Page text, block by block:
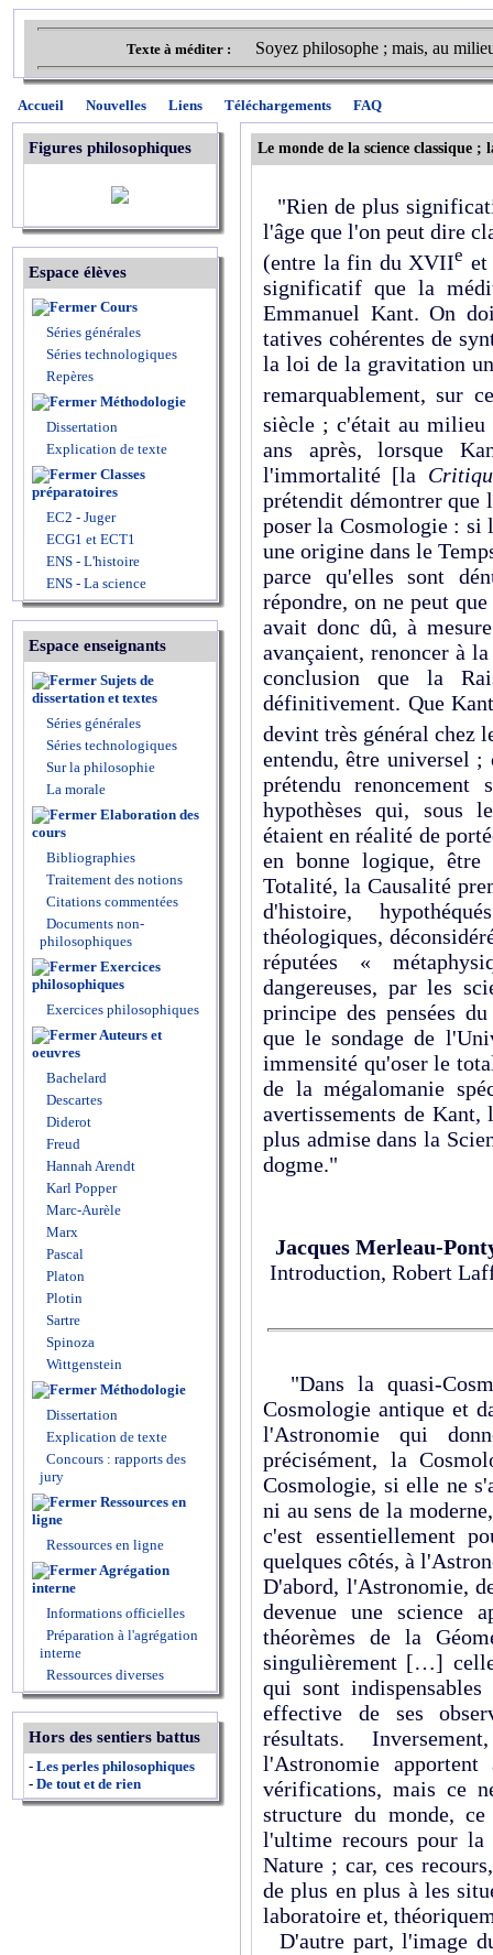
Texte à méditer : Soyez philosophe ; mais, au
Accueil Nouvelles Liens Téléchargements FAQ
Figures philosophiques
Espace élèves
Cours
Séries générales
Séries technologiques
Repères
Méthodologie
Dissertation
Explication de texte
Classes
préparatoires
EC2 - Juger
ECG1 et ECT1
ENS - L'histoire
ENS - La science
Espace enseignants
Sujets de
dissertation et textes
Séries générales
Séries technologiques
Sur la philosophie
La morale
Elaboration des
cours
Bibliographies
Traitement des notions
Citations commentées
Documents non-
philosophiques
Exercices
philosophiques
Exercices philosophiques
Auteurs et
oeuvres
Bachelard
Descartes
Diderot
Freud
Hannah Arendt
Karl Popper
Marc-Aurèle
Marx
Pascal
Platon
Plotin
Sartre
Spinoza
Wittgenstein
Méthodologie
Dissertation
Explication de texte
Concours : rapports des
jury
Ressources en
ligne
Ressources en ligne
Agrégation
interne
Informations officielles
Préparation à l'agrégation
interne
Ressources diverses
Hors des sentiers battus
- Les perles philosophiques
- De tout et de rien
Le monde de la science classique ;
"Rien de plus
l'âge que l'on peut dire
(entre la fin du XVIIe
significatif que la
Emmanuel Kant. On
tatives cohérentes de
la loi de la gravitation
remarquablement, sur
siècle ; c'était au
ans après, lorsque
l'immortalité [la
prétendit démontrer que
poser la Cosmologie : si
une origine dans le
parce qu'elles sont
répondre, on ne peut
avait donc dû, à
avançaient, renoncer à
conclusion que la
définitivement. Que
devint très général chez
entendu, être universel
prétendu renoncement
hypothèses qui, sous
étaient en réalité de
en bonne logique,
Totalité, la Causalité
d'histoire,
théologiques,
réputées «
dangereuses, par les
principe des pensées
que le sondage de
immensité qu'oser le
de la mégalomanie
avertissements de Kant,
plus admise dans la
dogme."
Jacques Merleau-
Introduction, Robert
"Dans la quasi-
Cosmo­logie antique et
l'Astro­nomie qui
précisément, la
Cosmologie, si elle ne
ni au sens de la
c'est essentielle­ment
quelques côtés, à
D'abord, l'Astro­nomie,
devenue une science
théorèmes de la
singulièrement […]
qui sont
effective de ses
résultats.
l'Astronomie
vérifications, mais ce
structure du monde,
l'ultime recours pour la
Nature ; car, ces
de plus en plus à les
laboratoire et,
D'autre part, l'image